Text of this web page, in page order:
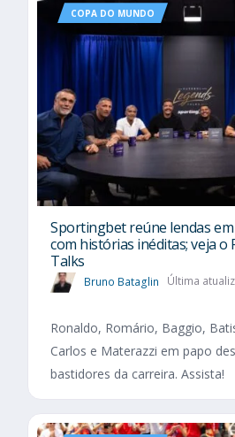
COPA DO MUNDO
Sportingbet reúne lendas
com histórias inéditas; veja o
Talks
Bruno Bataglin Última
Ronaldo, Romário, Baggio,
Carlos e Materazzi em papo
bastidores da carreira. Assista!